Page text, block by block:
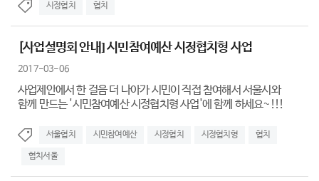
시정협치 협치
[사업설명회 안내] 시민참여예산 시정협치형 사업
2017-03-06
사업제안에서 한 걸음 더 나아가 시민이 직접 참여해서 서울시와
함께 만드는 '시민참여예산 시정협치형 사업'에 함께 하세요~!!!
서울협치 시민참여예산 시정협치 시정협치형 협치
협치서울